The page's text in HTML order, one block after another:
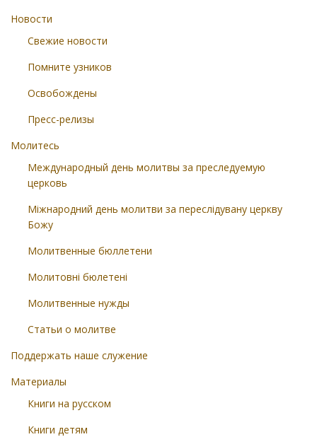
Новости
Свежие новости
Помните узников
Освобождены
Пресс-релизы
Молитесь
Международный день молитвы за преследуемую
церковь
Міжнародний день молитви за переслідувану церкву
Божу
Молитвенные бюллетени
Молитовні бюлетені
Молитвенные нужды
Статьи о молитве
Поддержать наше служение
Материалы
Книги на русском
Книги детям